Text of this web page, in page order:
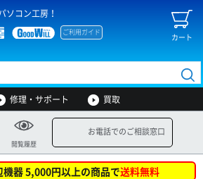
ソコン工房！
カート
ご利用ガイド
修理・サポート 買取
閲覧履歴
お電話でのご相談窓口
機器 5,000円以上の商品で送料無料